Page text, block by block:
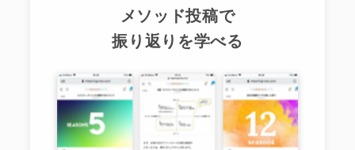
メソッド投稿で
振り返りを学べる